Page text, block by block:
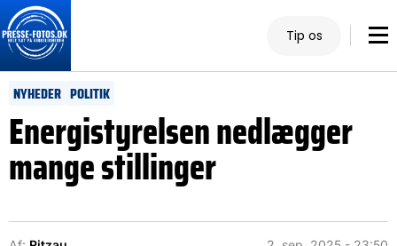
Tip os
NYHEDER POLITIK
Energistyrelsen nedlægger
mange stillinger